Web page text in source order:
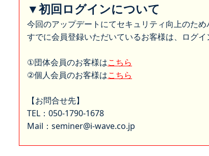
▼初回ログインについて
今回のアップデートにてセキュリティ向上のため
すでに会員登録いただいているお客様は、ログ
①団体会員のお客様はこちら
②個人会員のお客様はこちら
【お問合せ先】
TEL：050-1790-1678
Mail：seminer@i-wave.co.jp